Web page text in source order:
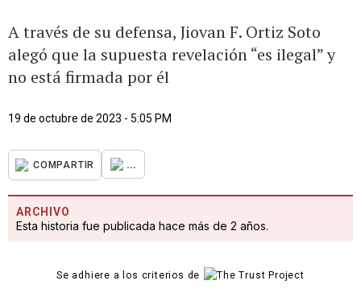
A través de su defensa, Jiovan F. Ortiz Soto
alegó que la supuesta revelación “es ilegal” y
no está firmada por él
19 de octubre de 2023 - 5:05 PM
COMPARTIR ...
ARCHIVO
Esta historia fue publicada hace más de 2 años.
Se adhiere a los criterios de